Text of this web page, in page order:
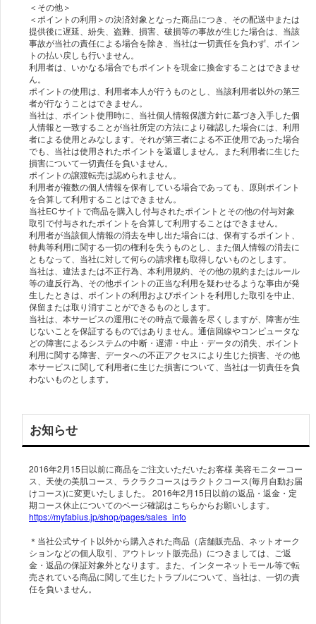
＜その他＞
＜ポイントの利用＞の決済対象となった商品につき、その配送中または
提供後に遅延、紛失、盗難、損害、破損等の事故が生じた場合は、当該
事故が当社の責任による場合を除き、当社は一切責任を負わず、ポイン
トの払い戻しも行いません。
利用者は、いかなる場合でもポイントを現金に換金することはできませ
ん。
ポイントの使用は、利用者本人が行うものとし、当該利用者以外の第三
者が行なうことはできません。
当社は、ポイント使用時に、当社個人情報保護方針に基づき入手した個
人情報と一致することが当社所定の方法により確認した場合には、利用
者による使用とみなします。それが第三者による不正使用であった場合
でも、当社は使用されたポイントを返還しません。また利用者に生じた
損害について一切責任を負いません。
ポイントの譲渡転売は認められません。
利用者が複数の個人情報を保有している場合であっても、原則ポイント
を合算して利用することはできません。
当社ECサイトで商品を購入し付与されたポイントとその他の付与対象
取引で付与されたポイントを合算して利用することはできません。
利用者が当該個人情報の消去を申し出た場合には、保有するポイント、
特典等利用に関する一切の権利を失うものとし、また個人情報の消去に
ともなって、当社に対して何らの請求権も取得しないものとします。
当社は、違法または不正行為、本利用規約、その他の規約またはルール
等の違反行為、その他ポイントの正当な利用を疑わせるような事由が発
生したときは、ポイントの利用およびポイントを利用した取引を中止、
保留または取り消すことができるものとします。
当社は、本サービスの運用にその時点で最善を尽くしますが、障害が生
じないことを保証するものではありません。通信回線やコンピュータな
どの障害によるシステムの中断・遅滞・中止・データの消失、ポイント
利用に関する障害、データへの不正アクセスにより生じた損害、その他
本サービスに関して利用者に生じた損害について、当社は一切責任を負
わないものとします。
お知らせ
2016年2月15日以前に商品をご注文いただいたお客様 美容モニターコー
ス、天使の美肌コース、ラクラクコースはラクトクコース(毎月自動お届
けコース)に変更いたしました。 2016年2月15日以前の返品・返金・定
https://myfabius.jp/shop/pages/sales_info
＊当社公式サイト以外から購入された商品（店舗販売品、ネットオーク
ションなどの個人取引、アウトレット販売品）につきましては、ご返
金・返品の保証対象外となります。また、インターネットモール等で転
売されている商品に関して生じたトラブルについて、当社は、一切の責
任を負いません。